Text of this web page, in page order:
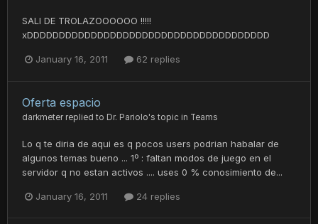
SALI DE TROLAZOOOOOO !!!!!
xDDDDDDDDDDDDDDDDDDDDDDDDDDDDDDDDDDDDDD
January 16, 2011 62 replies
Oferta espacio
darkmeter replied to Dr. Pariolo's topic in Teams
Lo q te diria de aqui es q pocos users podrian habalar de
algunos temas bueno ... 1º : faltan modos de juego en el
servidor q no estan activos .... uses 0 % conosimiento de...
January 16, 2011 24 replies